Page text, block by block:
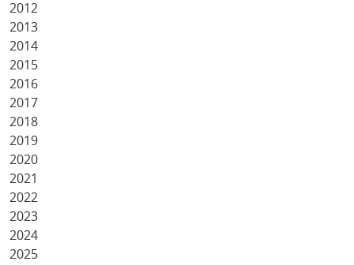
2012
2013
2014
2015
2016
2017
2018
2019
2020
2021
2022
2023
2024
2025